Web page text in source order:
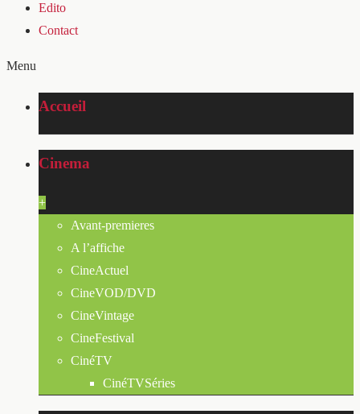
Edito
Contact
Menu
Accueil
Cinema
+
Avant-premieres
A l’affiche
CineActuel
CineVOD/DVD
CineVintage
CineFestival
CinéTV
CinéTVSéries